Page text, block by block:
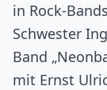
in Rock-
Schwester
Band
mit Ernst